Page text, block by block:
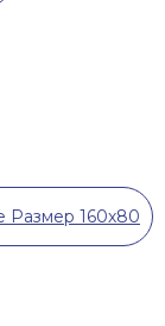
Размер 160х80